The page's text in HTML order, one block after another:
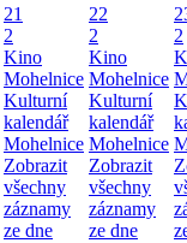
21
2
Kino
Mohelnice
Kulturní
kalendář
Mohelnice
Zobrazit
všechny
záznamy
ze dne
22
2
Kino
Mohelnice
Kulturní
kalendář
Mohelnice
Zobrazit
všechny
záznamy
ze dne
2